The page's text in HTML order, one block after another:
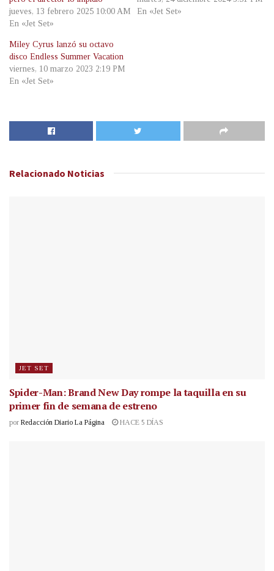
jueves, 13 febrero 2025 10:00 AM
En «Jet Set»
En «Jet Set»
Miley Cyrus lanzó su octavo
disco Endless Summer Vacation
viernes, 10 marzo 2023 2:19 PM
En «Jet Set»
Relacionado Noticias
JET SET
Spider-Man: Brand New Day rompe la taquilla en su
primer fin de semana de estreno
por Redacción Diario La Página HACE 5 DÍAS